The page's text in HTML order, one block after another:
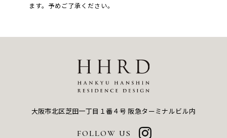
ます。予めご了承ください。
大阪市北区芝田一丁目１番４号 阪急ターミナルビル内
FOLLOW US